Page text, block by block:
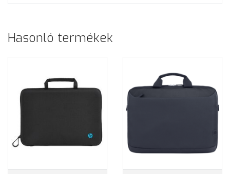
Hasonló termékek